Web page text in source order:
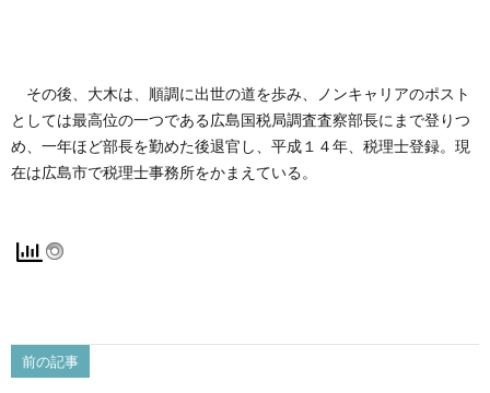
その後、大木は、順調に出世の道を歩み、ノンキャリアのポスト
としては最高位の一つである広島国税局調査査察部長にまで登りつ
め、一年ほど部長を勤めた後退官し、平成１４年、税理士登録。現
在は広島市で税理士事務所をかまえている。
前の記事